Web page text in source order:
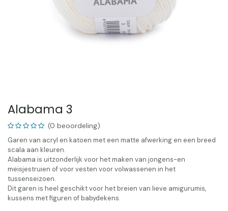
Alabama 3
(0 beoordeling)
Garen van acryl en katoen met een matte afwerking en een breed
scala aan kleuren.
Alabama is uitzonderlijk voor het maken van jongens-en
meisjestruien of voor vesten voor volwassenen in het
tussenseizoen.
Dit garen is heel geschikt voor het breien van lieve amigurumis,
kussens met figuren of babydekens.